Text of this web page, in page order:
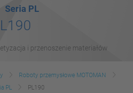
Seria PL
i przenoszenie materiałów
Roboty przemysłowe MOTOMAN
PL PL190